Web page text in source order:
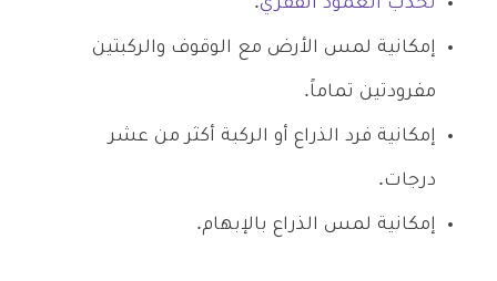
إمكانية لمس الأرض مع الوقوف والركبتين
مفرودتين تماماً.
إمكانية فرد الذراع أو الركبة أكثر من عشر
درجات.
إمكانية لمس الذراع بالإبهام.